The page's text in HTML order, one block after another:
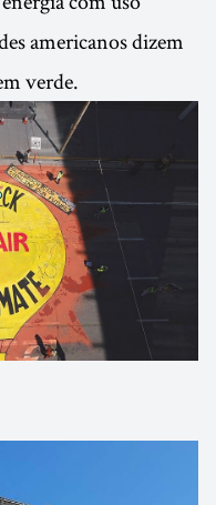
americanos dizem
verde.